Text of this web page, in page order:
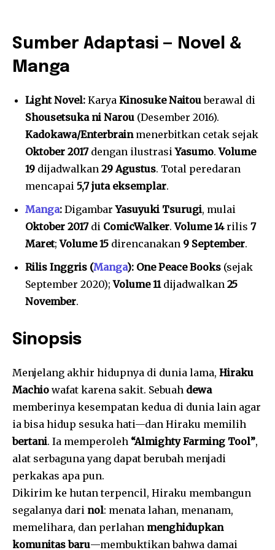
Sumber Adaptasi — Novel &
Manga
Light Novel: Karya Kinosuke Naitouberawal di
Shousetsuka ni Narou (Desember 2016).
Kadokawa/Enterbrainmenerbitkan cetak sejak
Oktober 2017dengan ilustrasiYasumo.Volume
19 dijadwalkan 29 Agustus. Total peredaran
mencapai 5,7 juta eksemplar.
Manga: DigambarYasuyuki Tsurugi, mulai
Oktober 2017di ComicWalker.Volume 14rilis 7
Maret;Volume 15 direncanakan 9 September.
Rilis Inggris (Manga): One Peace Books (sejak
September 2020);Volume 11dijadwalkan 25
November.
Sinopsis
Menjelang akhir hidupnya di dunia lama, Hiraku
Machio wafat karena sakit. Sebuah dewa
memberinya kesempatan kedua di dunia lain agar
ia bisa hidup sesuka hati—dan Hiraku memilih
bertani. Ia memperoleh “Almighty Farming Tool”,
alat serbaguna yang dapat berubah menjadi
perkakas apa pun.
Dikirim ke hutan terpencil, Hiraku membangun
segalanya dari nol: menata lahan, menanam,
memelihara, dan perlahan menghidupkan
komunitas baru—membuktikan bahwa damai